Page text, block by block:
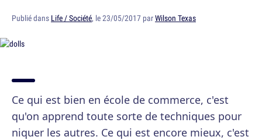
Publié dans Life / Société, le 23/05/2017 parWilson Texas
Ce qui est bien en école de commerce, c'est
qu'on apprend toute sorte de techniques pour
niquer les autres. Ce qui est encore mieux, c'est